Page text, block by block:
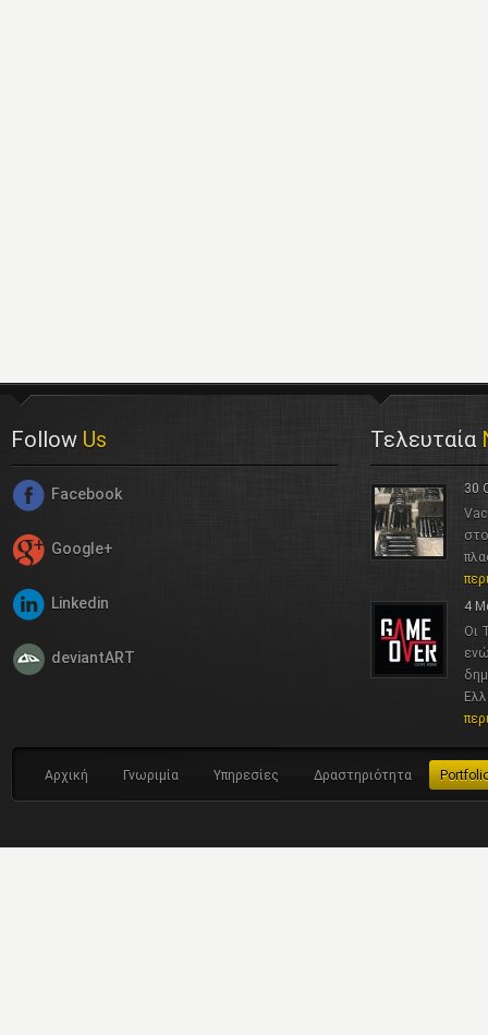
Follow Us
Facebook
Google+
Linkedin
deviantART
Τελευταία
30
4
Οι
Αρχική Γνωριμία Υπηρεσίες Δραστηριότητα